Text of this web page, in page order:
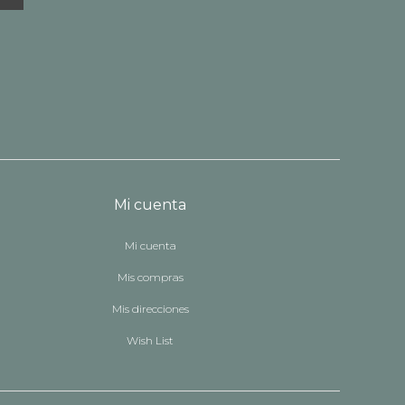
Mi cuenta
Mi cuenta
Mis compras
Mis direcciones
Wish List